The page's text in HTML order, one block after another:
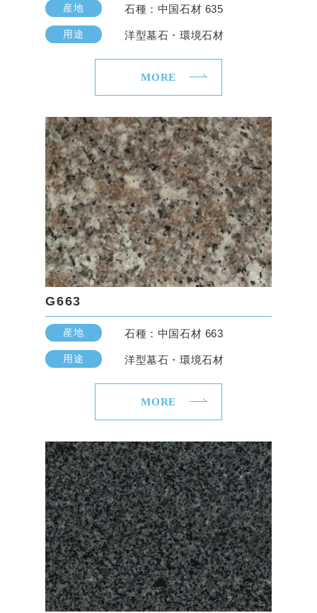
産地 石種：中国石材 635
用途 洋型墓石・環境石材
MORE
G663
産地 石種：中国石材 663
用途 洋型墓石・環境石材
MORE